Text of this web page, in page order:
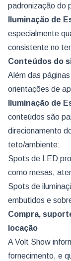
padronização do
Iluminação de
especialmente
consistente no
Conteúdos do
Além das
orientações de
Iluminação de
conteúdos são
direcionamento
teto/ambiente:
Spots de LED
como mesas,
Spots de
embutidos e
Compra,
locação
A Volt Show
fornecimento, e